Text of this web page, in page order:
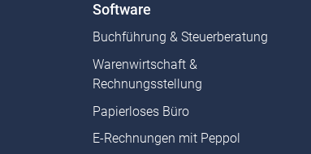
Software
Buchführung & Steuerberatung
Warenwirtschaft &
Rechnungsstellung
Papierloses Büro
E-Rechnungen mit Peppol